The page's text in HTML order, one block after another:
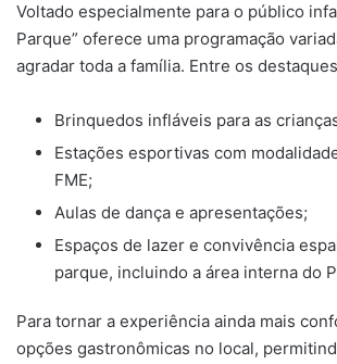
Voltado especialmente para o público
Parque” oferece uma programação
agradar toda a família. Entre os
Brinquedos infláveis para as
Estações esportivas com
FME;
Aulas de dança e apresentações;
Espaços de lazer e convivência
parque, incluindo a área interna do
Para tornar a experiência ainda mais
opções gastronômicas no local,